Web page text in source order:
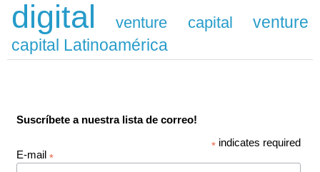
digital
venture capital
venture
capital Latinoamérica
Suscríbete a nuestra lista de correo!
* indicates required
E-mail *